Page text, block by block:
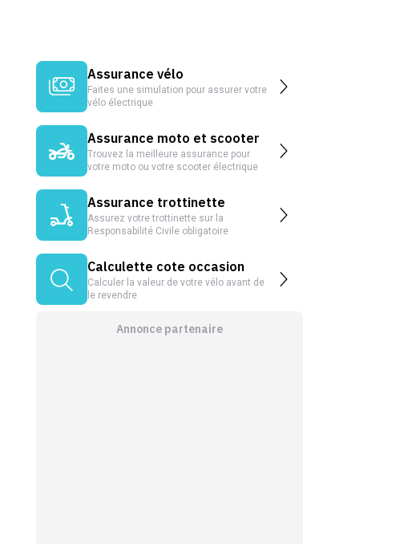
Assurance vélo
Faites une simulation pour assurer votre
vélo électrique
Assurance moto et scooter
Trouvez la meilleure assurance pour
votre moto ou votre scooter électrique
Assurance trottinette
Assurez votre trottinette sur la
Responsabilité Civile obligatoire
Calculette cote occasion
Calculer la valeur de votre vélo avant de
le revendre
Annonce partenaire